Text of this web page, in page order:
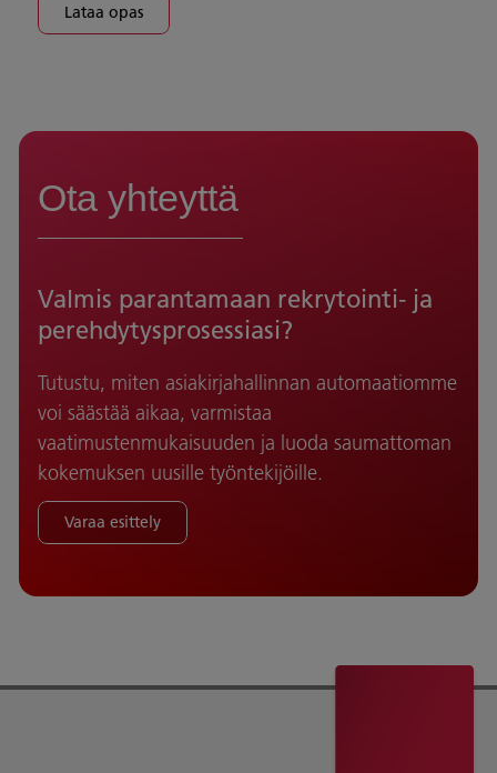
Lataa opas
Ota yhteyttä
Valmis parantamaan rekrytointi- ja
perehdytysprosessiasi?
Tutustu, miten asiakirjahallinnan automaatiomme
voi säästää aikaa, varmistaa
vaatimustenmukaisuuden ja luoda saumattoman
kokemuksen uusille työntekijöille.
Varaa esittely